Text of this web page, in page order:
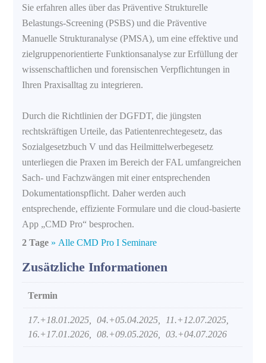
Sie erfahren alles über das Präventive Strukturelle
Belastungs-Screening (PSBS) und die Präventive
Manuelle Strukturanalyse (PMSA), um eine effektive und
zielgruppenorientierte Funktionsanalyse zur Erfüllung der
wissenschaftlichen und forensischen Verpflichtungen in
Ihren Praxisalltag zu integrieren.
Durch die Richtlinien der DGFDT, die jüngsten
rechtskräftigen Urteile, das Patientenrechtegesetz, das
Sozialgesetzbuch V und das Heilmittelwerbegesetz
unterliegen die Praxen im Bereich der FAL umfangreichen
Sach- und Fachzwängen mit einer entsprechenden
Dokumentationspflicht. Daher werden auch
entsprechende, effiziente Formulare und die cloud-basierte
App „CMD Pro“ besprochen.
2 Tage » Alle CMD Pro I Seminare
Zusätzliche Informationen
Termin
17.+18.01.2025, 04.+05.04.2025, 11.+12.07.2025,
16.+17.01.2026, 08.+09.05.2026, 03.+04.07.2026